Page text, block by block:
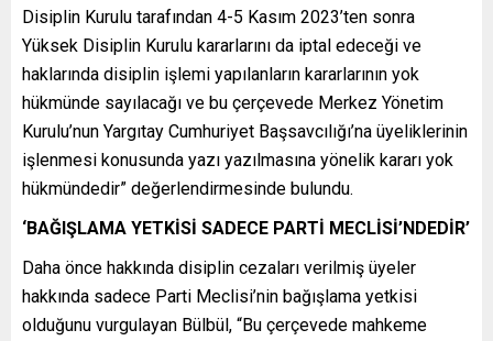
Disiplin Kurulu tarafından 4-5 Kasım 2023’ten sonra
Yüksek Disiplin Kurulu kararlarını da iptal edeceği ve
haklarında disiplin işlemi yapılanların kararlarının yok
hükmünde sayılacağı ve bu çerçevede Merkez Yönetim
Kurulu’nun Yargıtay Cumhuriyet Başsavcılığı’na üyeliklerinin
işlenmesi konusunda yazı yazılmasına yönelik kararı yok
hükmündedir” değerlendirmesinde bulundu.
‘BAĞIŞLAMA YETKİSİ SADECE PARTİ MECLİSİ’NDEDİR’
Daha önce hakkında disiplin cezaları verilmiş üyeler
hakkında sadece Parti Meclisi’nin bağışlama yetkisi
olduğunu vurgulayan Bülbül, “Bu çerçevede mahkeme